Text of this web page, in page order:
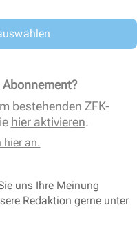
bestehenden ZFK-
hier aktivieren.
hier an.
uns Ihre Meinung
Redaktion gerne unter